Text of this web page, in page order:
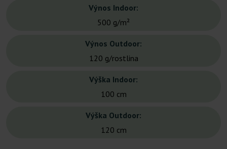
Výnos Indoor:
500 g/m²
Výnos Outdoor:
120 g/rostlina
Výška Indoor:
100 cm
Výška Outdoor:
120 cm